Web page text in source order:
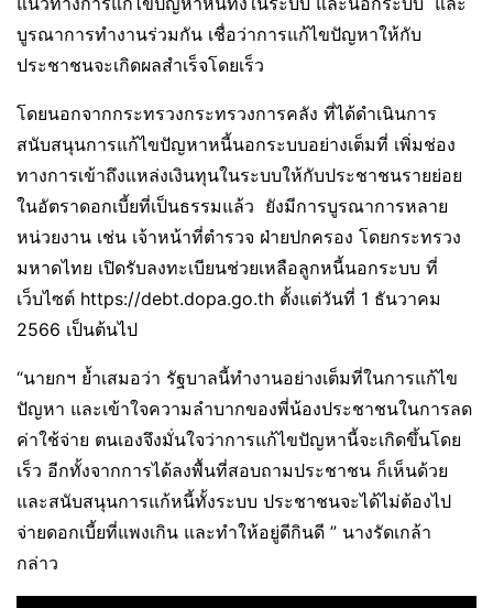
บูรณาการทำงานร่วมกัน เชื่อว่าการแก้ไขปัญหาให้กับ
ประชาชนจะเกิดผลสำเร็จโดยเร็ว
โดยนอกจากกระทรวงกระทรวงการคลัง ที่ได้ดำเนินการ
สนับสนุนการแก้ไขปัญหาหนี้นอกระบบอย่างเต็มที่ เพิ่มช่อง
ทางการเข้าถึงแหล่งเงินทุนในระบบให้กับประชาชนรายย่อย
ในอัตราดอกเบี้ยที่เป็นธรรมแล้ว ยังมีการบูรณาการหลาย
หน่วยงาน เช่น เจ้าหน้าที่ตำรวจ ฝ่ายปกครอง โดยกระทรวง
มหาดไทย เปิดรับลงทะเบียนช่วยเหลือลูกหนี้นอกระบบ ที่
เว็บไซต์ https://debt.dopa.go.th ตั้งแต่วันที่ 1 ธันวาคม
2566 เป็นต้นไป
“นายกฯ ย้ำเสมอว่า รัฐบาลนี้ทำงานอย่างเต็มที่ในการแก้ไข
ปัญหา และเข้าใจความลำบากของพี่น้องประชาชนในการลด
ค่าใช้จ่าย ตนเองจึงมั่นใจว่าการแก้ไขปัญหานี้จะเกิดขึ้นโดย
เร็ว อีกทั้งจากการได้ลงพื้นที่สอบถามประชาชน ก็เห็นด้วย
และสนับสนุนการแก้หนี้ทั้งระบบ ประชาชนจะได้ไม่ต้องไป
จ่ายดอกเบี้ยที่แพงเกิน และทำให้อยู่ดีกินดี ” นางรัดเกล้า
กล่าว